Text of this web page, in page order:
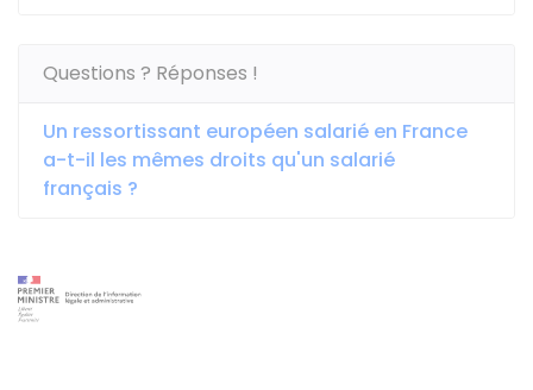
Questions ? Réponses !
Un ressortissant européen salarié en France
a-t-il les mêmes droits qu'un salarié
français ?